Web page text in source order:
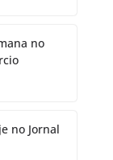
no
no Jornal